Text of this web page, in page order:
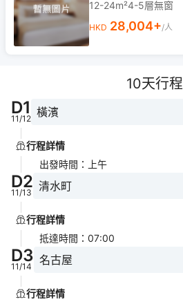
12-24m²4-5層無窗
HKD 28,004+/人
10天行程
D1
11/12 橫濱
行程詳情
出發時間 ： 上午
D2
11/13 清水町
行程詳情
抵達時間 ： 07:00
D3
11/14 名古屋
行程詳情